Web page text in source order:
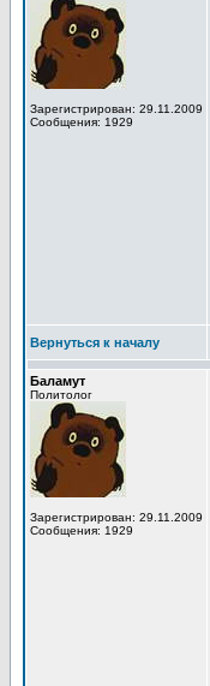
Зарегистрирован: 29.11.2009
Сообщения: 1929
Вернуться к началу
Баламут
Политолог
Зарегистрирован: 29.11.2009
Сообщения: 1929